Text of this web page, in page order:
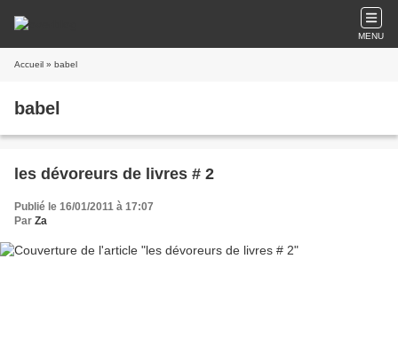
MENU
Accueil » babel
babel
les dévoreurs de livres # 2
Publié le 16/01/2011 à 17:07
Par Za